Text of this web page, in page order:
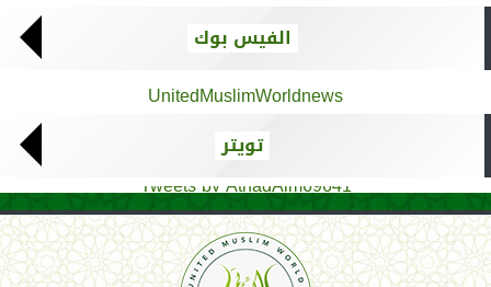
الفيس بوك
UnitedMuslimWorldnews
تويتر
Tweets by AthadAlm69641